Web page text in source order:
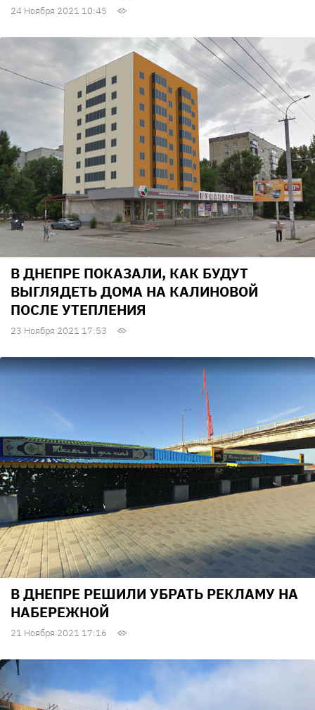
24 Ноября 2021 10:45
В ДНЕПРЕ ПОКАЗАЛИ, КАК БУДУТ
ВЫГЛЯДЕТЬ ДОМА НА КАЛИНОВОЙ
ПОСЛЕ УТЕПЛЕНИЯ
23 Ноября 2021 17:53
В ДНЕПРЕ РЕШИЛИ УБРАТЬ РЕКЛАМУ НА
НАБЕРЕЖНОЙ
21 Ноября 2021 17:16